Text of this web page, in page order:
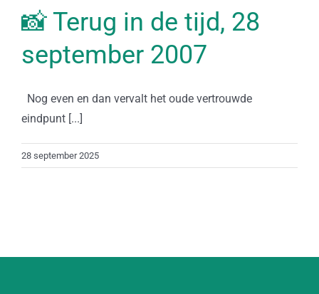
📸 Terug in de tijd, 28
september 2007
Nog even en dan vervalt het oude vertrouwde
eindpunt [...]
28 september 2025